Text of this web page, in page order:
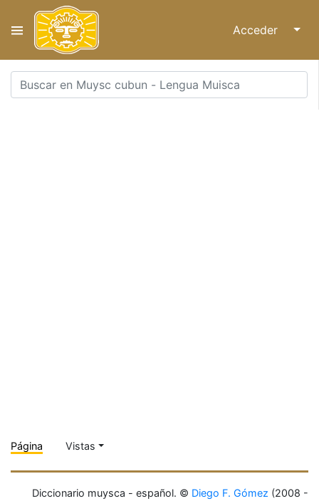
Acceder ↓
Página Vistas
Diccionario muysca - español. © Diego F. Gómez (2008 -